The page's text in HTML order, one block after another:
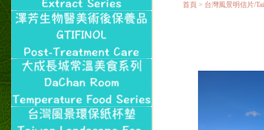
首頁 > 台灣風景明信片/